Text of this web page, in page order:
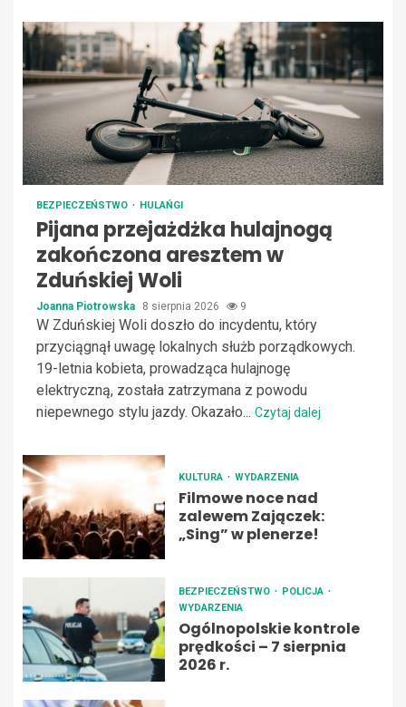
BEZPIECZEŃSTWO HULAŃGI
Pijana przejażdżka hulajnogą
zakończona aresztem w
Zduńskiej Woli
Joanna Piotrowska 8 sierpnia 2026 9
W Zduńskiej Woli doszło do incydentu, który
przyciągnął uwagę lokalnych służb porządkowych.
19-letnia kobieta, prowadząca hulajnogę
elektryczną, została zatrzymana z powodu
niepewnego stylu jazdy. Okazało... Czytaj dalej
KULTURA WYDARZENIA
Filmowe noce nad
zalewem Zajączek:
„Sing” w plenerze!
BEZPIECZEŃSTWO
POLICJA
WYDARZENIA
Ogólnopolskie kontrole
prędkości – 7 sierpnia
2026 r.